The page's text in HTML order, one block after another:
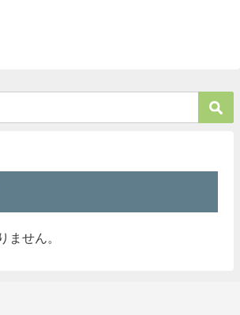
ません。